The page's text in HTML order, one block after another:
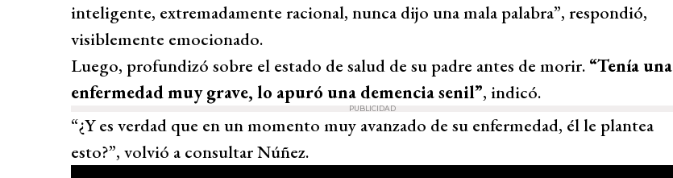
inteligente, extremadamente racional, nunca dijo una mala palabra”, respondió,
visiblemente emocionado.
Luego, profundizó sobre el estado de salud de su padre antes de morir. “Tenía una
enfermedad muy grave, lo apuró una demencia senil”, indicó.
PUBLICIDAD
“¿Y es verdad que en un momento muy avanzado de su enfermedad, él le plantea
esto?”, volvió a consultar Núñez.